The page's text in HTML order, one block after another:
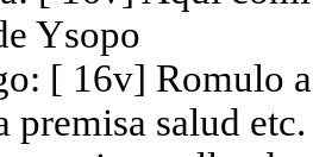
Ysopo
[ 16v] Romulo
premisa salud